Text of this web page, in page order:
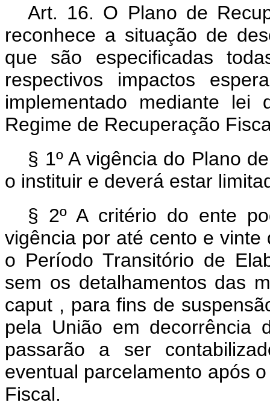
Art. 16. O Plano de
reconhece a situação de
que são especificadas
respectivos impactos
implementado mediante
Regime de Recuperação
§ 1º A vigência do Plano
o instituir e deverá estar
§ 2º A critério do ente
vigência por até cento e
o Período Transitório de
sem os detalhamentos das
caput , para fins de
pela União em decorrência
passarão a ser
eventual parcelamento após
Fiscal.